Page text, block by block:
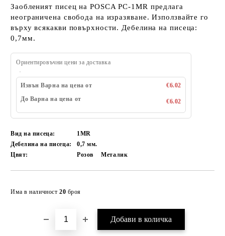
Заобленият писец на POSCA PC-1MR предлага
неограничена свобода на изразяване. Използвайте го
върху всякакви повърхности. Дебелина на писеца:
0,7мм.
Ориентировъчни цени за доставка
Извън Варна на цена от
€6.02
До Варна на цена от
€6.02
Вид на писеца:
1MR
Дебелина на писеца:
0,7 мм.
Цвят:
Розов Металик
Има в наличност 20 броя